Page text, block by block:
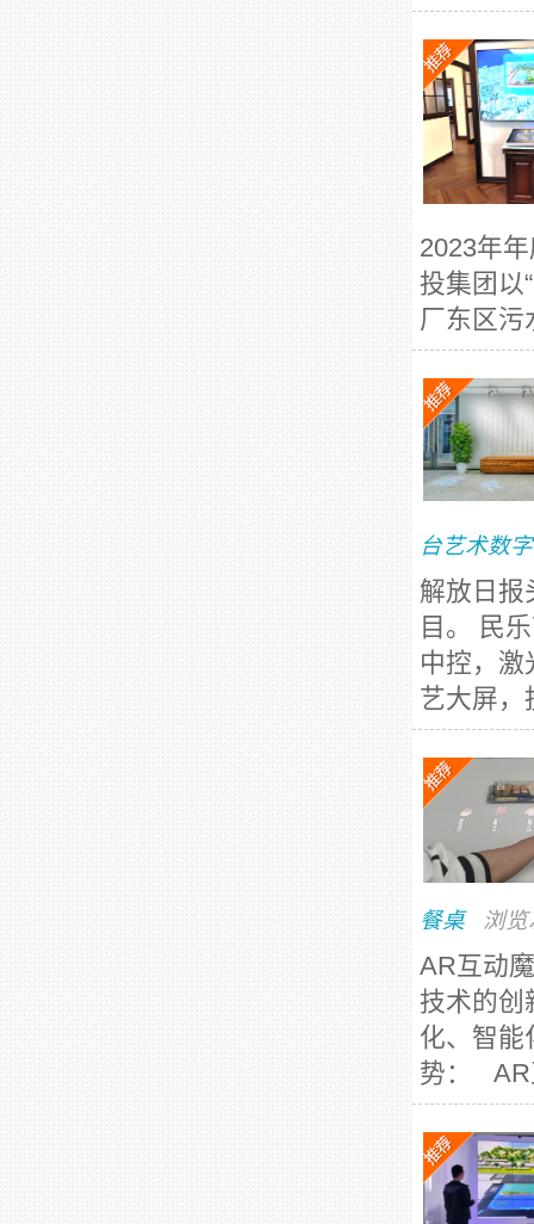
2023年
投集团以
厂东区污
台艺术数
解放日报
目。 民
中控，激
艺大屏，
餐桌 浏
AR互动
技术的创
化、智能
势： AR